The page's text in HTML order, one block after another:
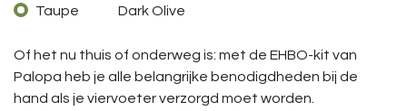
Taupe Dark Olive
Of het nu thuis of onderweg is: met de EHBO-kit van
Palopa heb je alle belangrijke benodigdheden bij de
hand als je viervoeter verzorgd moet worden.